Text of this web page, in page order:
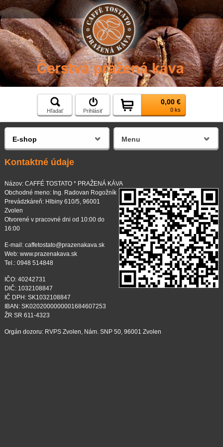
Hľadať Prihlásiť
0,00 €
0 ks
Kontaktné údaje
Názov: CAFFÉ TOSTATO * PRAŽENÁ KÁVA
Obchodné meno: Ing. Radovan Rogožník
Prevádzkáreň: Hlbiny 610/5, 96001
Zvolen
Otvorené v pracovné dni od 10:00 do
16:00
E-mail: caffetostato@prazenakava.sk
Web: www.prazenakava.sk
Tel.: 0948 514848
IČO: 40242731
DIČ: 1032108847
IČ DPH: SK1032108847
IBAN: SK0202000000001684607253
ŽR SR 611-4323
Orgán dozoru: RVPS Zvolen, Nám. SNP 50, 96001 Zvolen
E-shop Menu